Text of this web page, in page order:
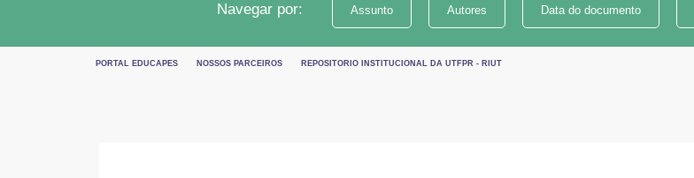
Navegar por: Assunto Autores Data do documento
PORTAL EDUCAPES NOSSOS PARCEIROS REPOSITORIO INSTITUCIONAL DA UTFPR - RIUT